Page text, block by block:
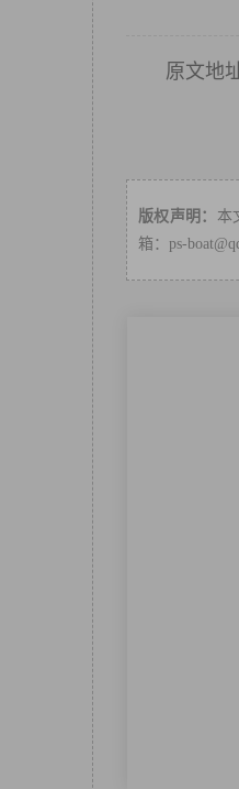
原文地
版权声明： 本
箱：ps-